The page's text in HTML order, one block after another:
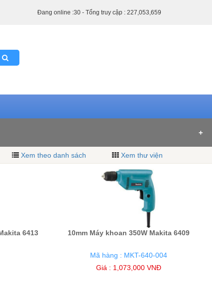
(2) 10 triệu - 20 triệu VNĐ (1)
Xem theo danh sách Xem thư viện
6413 10mm Máy khoan 350W Makita 6409
Mã hàng : MKT-640-004
Giá : 1,073,000 VNĐ
Đang online :30 - Tổng truy cập : 227,053,659